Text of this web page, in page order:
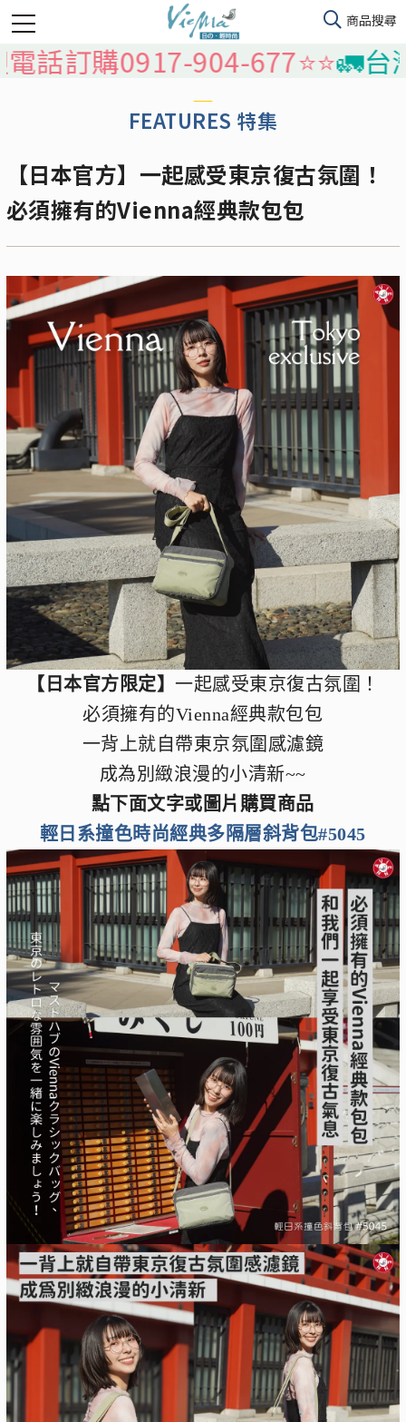
話訂購0917-904-677⭐️⭐️🚛台灣
FEATURES 特集
【日本官方】一起感受東京復古氛圍！
必須擁有的Vienna經典款包包
【日本官方限定】一起感受東京復古氛圍！
必須擁有的Vienna經典款包包
一背上就自帶東京氛圍感濾鏡
成為別緻浪漫的小清新~~
點下面文字或圖片購買商品
輕日系撞色時尚經典多隔層斜背包#5045